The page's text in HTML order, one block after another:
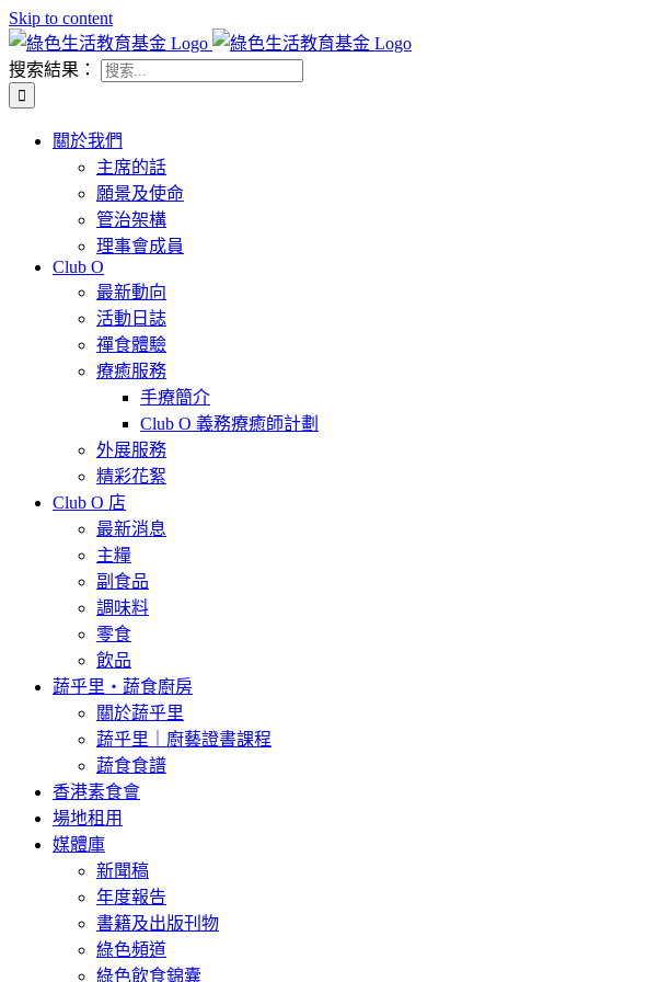
Skip to content
搜索結果：
關於我們
主席的話
願景及使命
管治架構
理事會成員
Club O
最新動向
活動日誌
禪食體驗
療癒服務
手療簡介
Club O 義務療癒師計劃
外展服務
精彩花絮
Club O 店
最新消息
主糧
副食品
調味料
零食
飲品
蔬乎里・蔬食廚房
關於蔬乎里
蔬乎里｜廚藝證書課程
蔬食食譜
香港素食會
場地租用
媒體庫
新聞稿
年度報告
書籍及出版刊物
綠色頻道
綠色飲食錦囊